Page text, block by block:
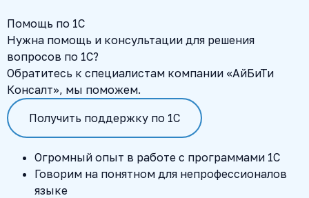
Помощь по 1С
Нужна помощь и консультации для решения
вопросов по 1С?
Обратитесь к специалистам компании «АйБиТи
Консалт», мы поможем.
Получить поддержку по 1С
Огромный опыт в работе с программами 1С
Говорим на понятном для непрофессионалов
языке